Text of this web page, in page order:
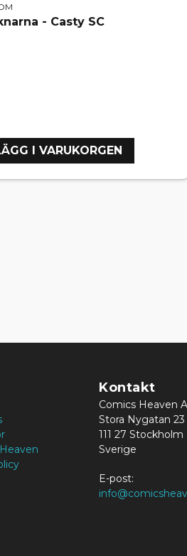
- Casty SC
I VARUKORGEN
Kontakt
Comics Heaven
Stora Nygatan 23
111 27 Stockholm
Sverige
E-post: